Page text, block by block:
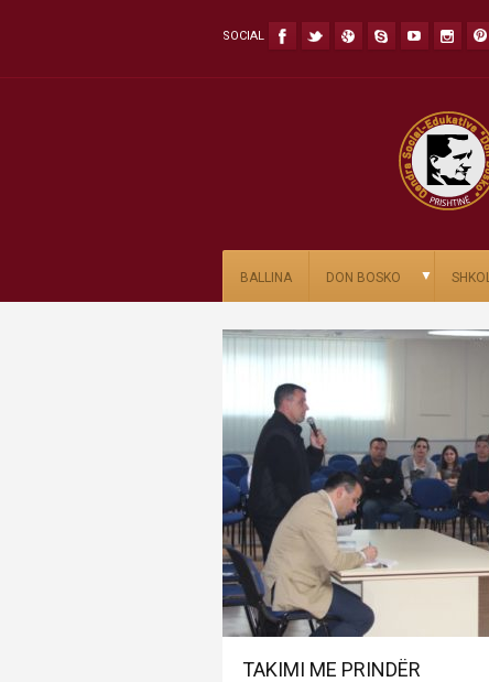
SOCIAL
BALLINA DON BOSKO ▼
TAKIMI ME PRINDËR